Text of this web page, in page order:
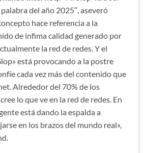
del año 2025″, aseveró
hace referencia a la
de ínfima calidad generado por
la red de redes. Y el
está provocando a la postre
cada vez más del contenido que
Alrededor del 70% de los
lo que ve en la red de redes. En
está dando la espalda a
en los brazos del mundo real»,